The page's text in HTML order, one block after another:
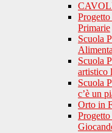
Primarie
Scuola
Scuola
artistico
Scuola
c’è un
Orto in